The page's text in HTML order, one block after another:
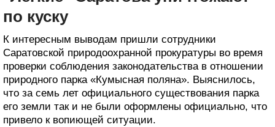
по куску
К интересным выводам пришли сотрудники
Саратовской природоохранной прокуратуры во время
проверки соблюдения законодательства в отношении
природного парка «Кумысная поляна». Выяснилось,
что за семь лет официального существования парка
его земли так и не были оформлены официально, что
привело к вопиющей ситуации.